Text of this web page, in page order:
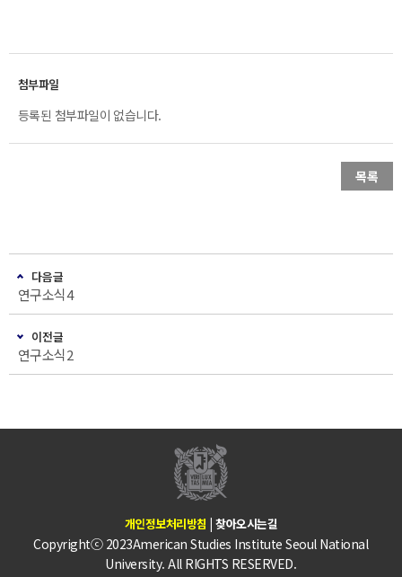
등록된 첨부파일이 없습니다.
목록
다음글
연구소식4
이전글
연구소식2
개인정보처리방침 |찾아오시는길
Copyrightⓒ 2023American Studies Institute Seoul National
University. All RIGHTS RESERVED.